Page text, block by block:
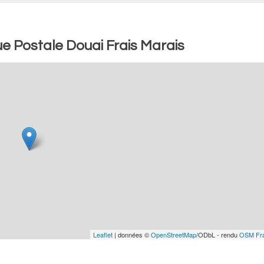
Postale Douai Frais Marais
Leaflet | données ©OpenStreetMap/ODbL - renduOSM